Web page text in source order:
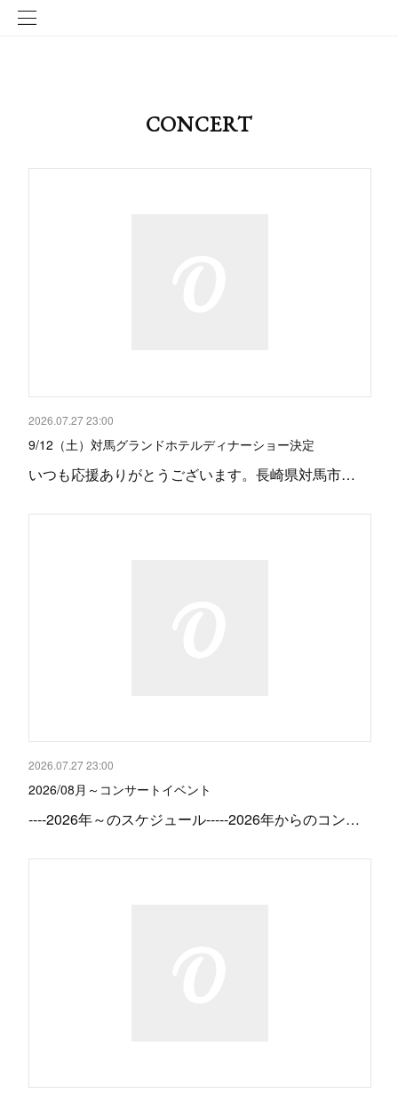
CONCERT
2026.07.27 23:00
9/12（土）対馬グランドホテルディナーショー決定
いつも応援ありがとうございます。長崎県対馬市…
2026.07.27 23:00
2026/08月～コンサートイベント
‐‐‐‐2026年～のスケジュール-----2026年からのコン…